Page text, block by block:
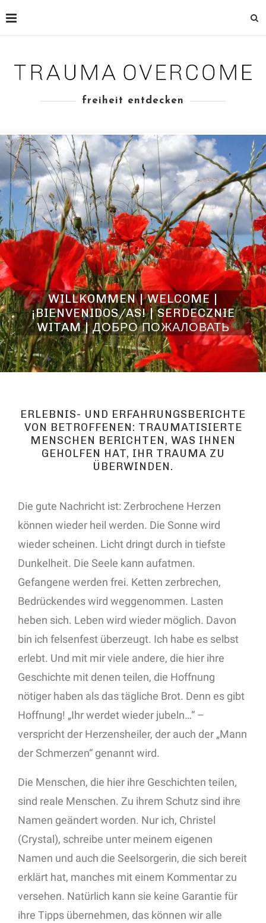
freiheit entdecken
WILLKOMMEN | WELCOME |
¡BIENVENIDOS/AS! | SERDECZNIE
WITAM | ДОБРО ПОЖАЛОВАТЬ
ERLEBNIS- UND ERFAHRUNGSBERICHTE
VON BETROFFENEN: TRAUMATISIERTE
MENSCHEN BERICHTEN, WAS IHNEN
GEHOLFEN HAT, IHR TRAUMA ZU
ÜBERWINDEN.
Die gute Nachricht ist: Zerbrochene Herzen
können wieder heil werden. Die Sonne wird
wieder scheinen. Licht dringt durch in tiefste
Dunkelheit. Die Seele kann aufatmen.
Gefangene werden frei. Ketten zerbrechen,
Bedrückendes wird weggenommen. Lasten
heben sich. Leben wird wieder möglich. Davon
bin ich felsenfest überzeugt. Ich habe es selbst
erlebt. Und mit mir viele andere, die hier ihre
Geschichte mit denen teilen, die Hoffnung
nötiger haben als das tägliche Brot. Denn es gibt
Hoffnung! „Ihr werdet wieder jubeln…“ –
verspricht der Herzensheiler, der auch der „Mann
der Schmerzen“ genannt wird.
Die Menschen, die hier ihre Geschichten teilen,
sind reale Menschen. Zu ihrem Schutz sind ihre
Namen geändert worden. Nur ich, Christel
(Crystal), schreibe unter meinem eigenen
Namen und auch die Seelsorgerin, die sich bereit
erklärt hat, manches mit einem Kommentar zu
versehen. Natürlich kann sie keine Garantie für
ihre Tipps übernehmen, das können wir alle